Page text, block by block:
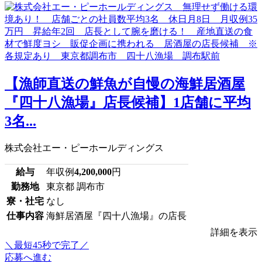
【漁師直送の鮮魚が自慢の海鮮居酒屋
『四十八漁場』店長候補】1店舗に平均
3名...
株式会社エー・ピーホールディングス
給与 年収例4,200,000円
勤務地
東京都 調布市
寮・社宅 なし
仕事内容 海鮮居酒屋『四十八漁場』の店長
詳細を表示
＼最短45秒で完了／
応募へ進む